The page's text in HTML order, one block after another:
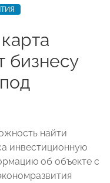
бизнесу
найти
инвестиционную
об объекте с